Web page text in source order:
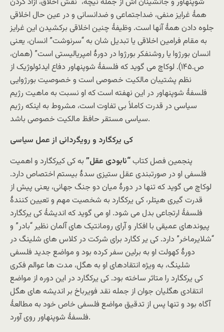
همۀ غرایز منفی، ضداجتماعی و ضدانسانی و در عین حال اخلاقی
جلوه دادن همۀ آنها است. وظیفۀ چنین اخلاقی برکشیدن این غرایز
به مقام فرامین اخلاقی یا تبدیل شان به “سرنوشت” انسان، یعنی
انسان بورژوا یا روشنفکر بورژوا در دورۀ امپریالیستی است” (همان،
ص.۱۴۵). لوکاچ می گوید که فلسفۀ شوپنهاور دفاع ایدئولوژیک از
نظم پشتیبان مالکیت خصوصی است و خصوصیت بورژوایی
فلسفۀ شوپنهاور در این نهفته است که او نسبت به ماهیت رژیم
سیاسی در قدرت کاملاً بی تفاوت است، مشروط به اینکه رژیم
سیاسی مستقر حافظ مالکیت خصوصی باشد.
کی یرکگارد و رویگردانی از عمل سیاسی
پنجمین فصل کتاب“نابودی عقل” به کی کیرکگارد و اهمیت
فلسفی او در صورتبندی عقل ستیزی سدۀ بیستم اختصاص دارد.
لوکاچ می گوید که تنها در دورۀ میان دو جنگ جهانی، یعنی پیش از
قدرت گیری هیتلر، کی یرکگارد به شخصیت مهم و تعیین کنندۀ
فلسفۀ ارتجاعی بدل می شود. او می گوید که اندیشۀ کی یرکگارد
پیوندهای عمیقی با افکار و آرای رومانتیک های آلمان نظیر “بادر” و
“شلایرماخر” دارد. کی یر کگارد برای شرکت در کلاس های شلینگ در
دورۀ کهولت او به برلین سفر کرده بود و مواضع جدید فلسفی
شلینگ، به ویژه انتقادهای او به هگل، مدت ها عوالم فکری
کی یرکگارد را متاثر ساخته بود. کی یرکگارد در این دوره از مواضع
انتقادی هگلیان جوان از جمله نقد فویرباخ بر اندیشه های هگل
آگاه بود و تنها پس از تدقیق مواضع فلسفی خاص خود به مطالعۀ
فلسفۀ شوپنهاور روی آورد.